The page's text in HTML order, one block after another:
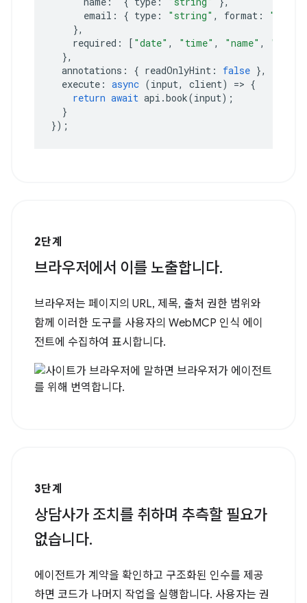
email : { type : "string" , format :
},
required : [ "date" , "time" , "name" ,
},
annotations : { readOnlyHint : false },
execute : async (input, client) => {
return await api .book(input);
}
});
2단계
브라우저에서 이를 노출합니다.
브라우저는 페이지의 URL, 제목, 출처 권한 범위와
함께 이러한 도구를 사용자의 WebMCP 인식 에이
전트에 수집하여 표시합니다.
3단계
상담사가 조치를 취하며 추측할 필요가
없습니다.
에이전트가 계약을 확인하고 구조화된 인수를 제공
하면 코드가 나머지 작업을 실행합니다. 사용자는 권